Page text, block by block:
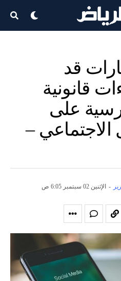
قد
قانونية
على
الاجتماعي –
- الإثنين 02 سبتمبر 6:05 ص